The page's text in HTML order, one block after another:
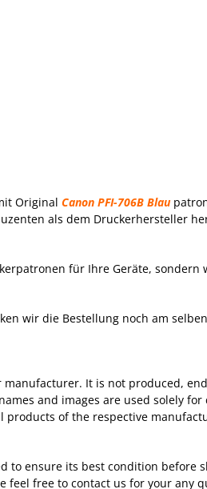
Original Canon PFI-706B Blau
als dem Druckerhersteller
für Ihre Geräte, sondern
wir die Bestellung noch am
It is not produced,
and images are used solely
of the respective
to ensure its best condition before
feel free to contact us for your any